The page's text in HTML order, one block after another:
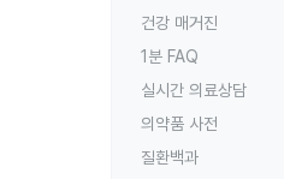
건강 매거진
1분 FAQ
실시간 의료상담
의약품 사전
질환백과